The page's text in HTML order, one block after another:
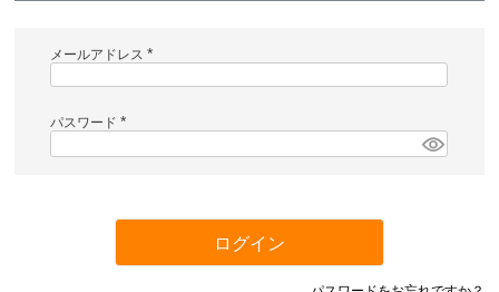
メールアドレス
必
パスワード
必
ログイン